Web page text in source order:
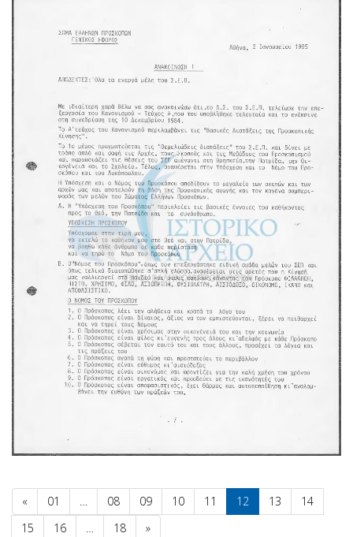
« 01 … 08 09 10 11 12 13
14
15
16 … 18 »